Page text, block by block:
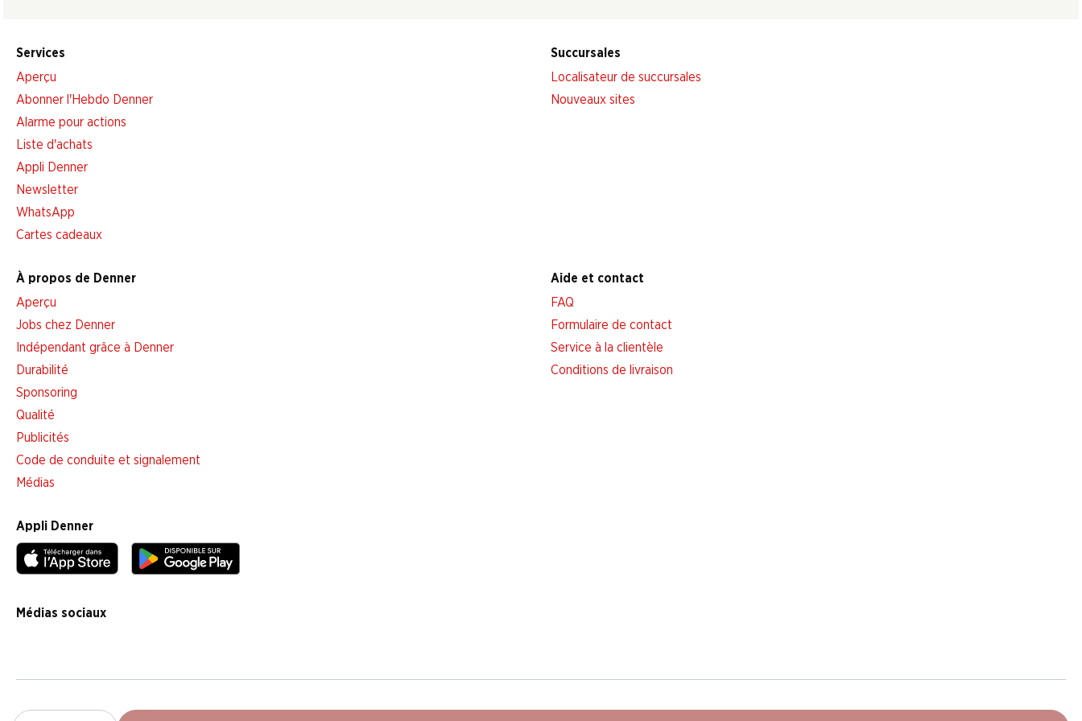
Services
Aperçu
Abonner l'Hebdo Denner
Alarme pour actions
Liste d'achats
Appli Denner
Newsletter
WhatsApp
Cartes cadeaux
Succursales
Localisateur de succursales
Nouveaux sites
À propos de Denner
Aperçu
Jobs chez Denner
Indépendant grâce à Denner
Durabilité
Sponsoring
Qualité
Publicités
Code de conduite et signalement
Médias
Aide et contact
FAQ
Formulaire de contact
Service à la clientèle
Conditions de livraison
Appli Denner
Médias sociaux
Paramétrage des cookiesPrécisions d'ordre juridiqueDéclaration de protection des donnéesNotice légaleCG